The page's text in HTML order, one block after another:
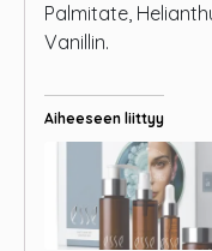
Palmitate,
Vanillin.
Aiheeseen liittyy